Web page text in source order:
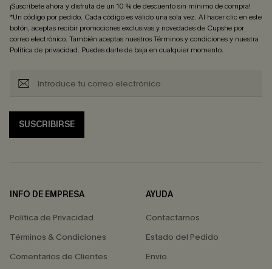
¡Suscríbete ahora y disfruta de un 10 % de descuento sin mínimo de compra!
*Un código por pedido. Cada código es válido una sola vez. Al hacer clic en este
botón, aceptas recibir promociones exclusivas y novedades de Cupshe por
correo electrónico. También aceptas nuestrosTérminos y condicionesy nuestra
Política de privacidad. Puedes darte de baja en cualquier momento.
SUSCRIBIRSE
INFO DE EMPRESA
Política de Privacidad
Términos & Condiciones
Comentarios de Clientes
AYUDA
Contactarnos
Estado del Pedido
Envío